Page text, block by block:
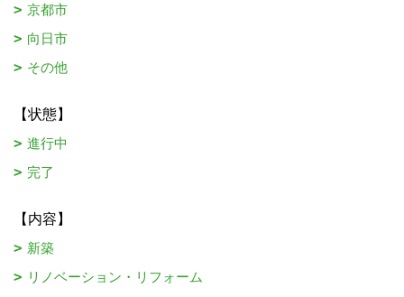
京都市
向日市
その他
【状態】
進行中
完了
【内容】
新築
リノベーション・リフォーム